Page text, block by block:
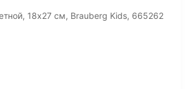
18х27 см, Brauberg Kids, 665262